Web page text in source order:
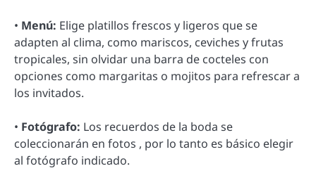
• Menú: Elige platillos frescos y ligeros que se
adapten al clima, como mariscos, ceviches y frutas
tropicales, sin olvidar una barra de cocteles con
opciones como margaritas o mojitos para refrescar a
los invitados.
• Fotógrafo: Los recuerdos de la boda se
coleccionarán en fotos , por lo tanto es básico elegir
al fotógrafo indicado.